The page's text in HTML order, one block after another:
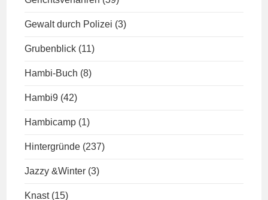
Gewalt durch Polizei (3)
Grubenblick (11)
Hambi-Buch (8)
Hambi9 (42)
Hambicamp (1)
Hintergründe (237)
Jazzy &Winter (3)
Knast (15)